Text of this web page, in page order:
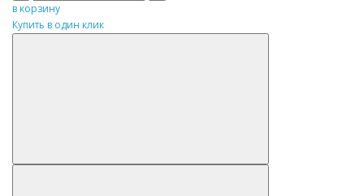
в корзину
Купить в один клик